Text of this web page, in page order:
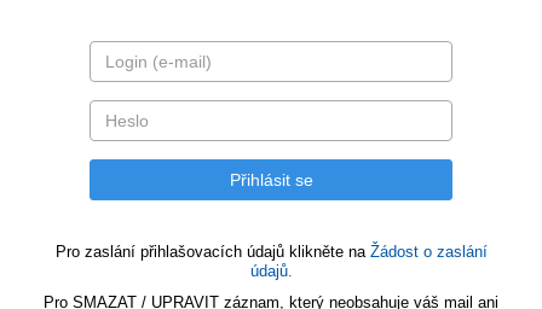
Pro zaslání přihlašovacích údajů klikněte na Žádost o zaslání
údajů.
Pro SMAZAT / UPRAVIT záznam, který neobsahuje váš mail ani